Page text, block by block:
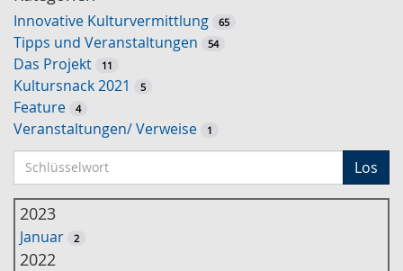
Innovative Kulturvermittlung 65
Tipps und Veranstaltungen 54
Das Projekt 11
Kultursnack 2021 5
Feature 4
Veranstaltungen/ Verweise 1
c
h
ü
Los
2023
Januar 2
2022